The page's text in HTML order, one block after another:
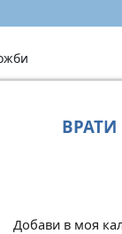
Добави в моя